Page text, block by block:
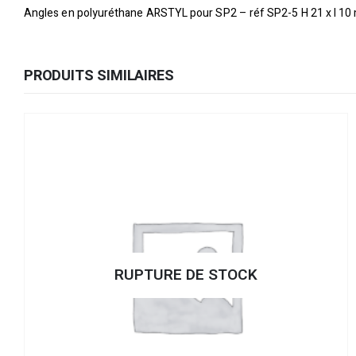
Angles en polyuréthane ARSTYL pour SP2 – réf SP2-5 H 21 x l 10
PRODUITS SIMILAIRES
RUPTURE DE STOCK